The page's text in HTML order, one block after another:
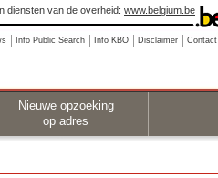
diensten van de overheid: www.belgium.be
Info Public Search Info KBO Disclaimer Contact
Nieuwe opzoeking
op adres